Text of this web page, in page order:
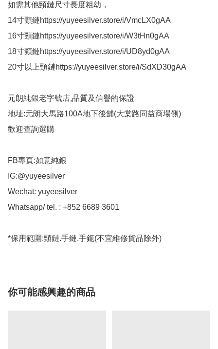
如需其他頸鏈尺寸長度粗幼，
14寸頸鏈https://yuyeesilver.store/i/VmcLX0gAA
16寸頸鏈https://yuyeesilver.store/i/W3tHn0gAA
18寸頸鏈https://yuyeesilver.store/i/UD8yd0gAA
20寸以上頸鏈https://yuyeesilver.store/i/SdXD30gAA
元朗純銀老字號店,品質及信譽的保證
地址:元朗大馬路100A地下後舖(大棠路同益商場側)
歡迎查詢選購
FB專頁:如意純銀
IG:@yuyeesilver
Wechat: yuyeesilver
Whatsapp/ tel. : +852 6689 3601
*保用範圍:頸鏈.手鏈.手鈪(不宜維修貨品除外)
你可能感興趣的商品